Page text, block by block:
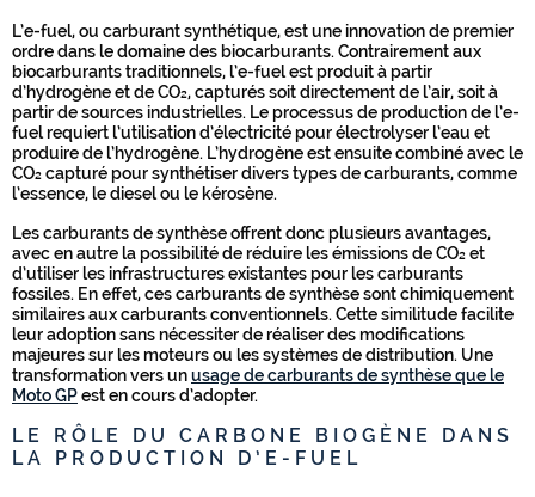
L’e-fuel, ou carburant synthétique, est une innovation de premier
ordre dans le domaine des biocarburants. Contrairement aux
biocarburants traditionnels, l’e-fuel est produit à partir
d’hydrogène et de CO₂, capturés soit directement de l’air, soit à
partir de sources industrielles. Le processus de production de l’e-
fuel requiert l’utilisation d’électricité pour électrolyser l’eau et
produire de l’hydrogène. L’hydrogène est ensuite combiné avec le
CO₂ capturé pour synthétiser divers types de carburants, comme
l’essence, le diesel ou le kérosène.
Les carburants de synthèse offrent donc plusieurs avantages,
avec en autre la possibilité de réduire les émissions de CO₂ et
d’utiliser les infrastructures existantes pour les carburants
fossiles. En effet, ces carburants de synthèse sont chimiquement
similaires aux carburants conventionnels. Cette similitude facilite
leur adoption sans nécessiter de réaliser des modifications
majeures sur les moteurs ou les systèmes de distribution. Une
transformation vers unusage de carburants de synthèse que le
Moto GPest en cours d’adopter.
LE RÔLE DU CARBONE BIOGÈNE DANS
LA PRODUCTION D’E-FUEL